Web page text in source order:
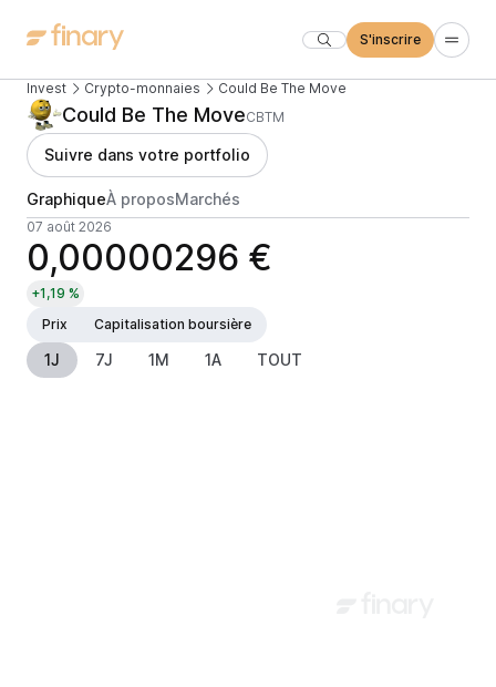
S'inscrire
Invest Crypto-monnaies Could Be The Move
Could Be The MoveCBTM
Suivre dans votre portfolio
GraphiqueÀ proposMarchés
07 août 2026
0,00000296 €
+1,19 %
Prix
Capitalisation boursière
1J 7J 1M 1A TOUT